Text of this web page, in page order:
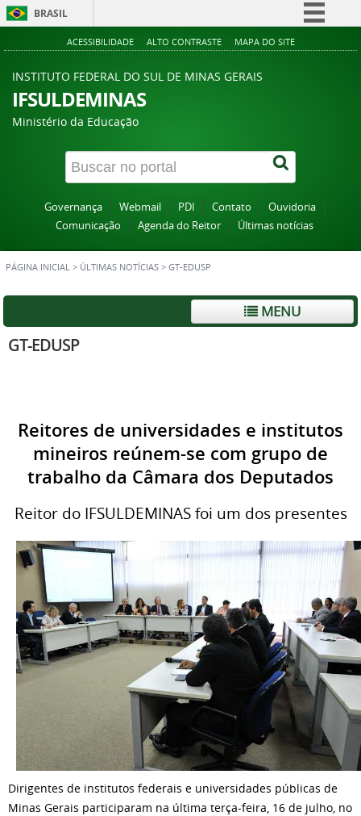
BRASIL
Simplifique!
ACESSIBILIDADE ALTO CONTRASTE MAPA DO SITE
INSTITUTO FEDERAL DO SUL DE MINAS GERAIS
IFSULDEMINAS
Ministério da Educação
Governança Webmail PDI Contato
Ouvidoria
Comunicação
Agenda do Reitor Últimas notícias
PÁGINA INICIAL > ÚLTIMAS NOTÍCIAS > GT-EDUSP
MENU
GT-EDUSP
Reitores de universidades e institutos
mineiros reúnem-se com grupo de
trabalho da Câmara dos Deputados
Reitor do IFSULDEMINAS foi um dos presentes
Dirigentes de institutos federais e universidades públicas de
Minas Gerais participaram na última terça-feira, 16 de julho, no